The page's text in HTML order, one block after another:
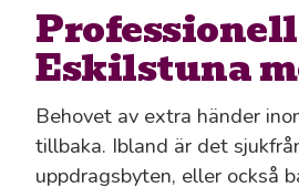
Eskilstuna
Behovet av extra händer
tillbaka. Ibland är det
uppdragsbyten, eller också